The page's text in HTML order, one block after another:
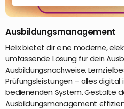
Ausbildungsmanagement
Helix bietet dir eine moderne,
umfassende Lösung für dein
Ausbildungsnachweise,
Prüfungsleistungen – alles digital
bedienenden System. Gestalte
Ausbildungsmanagement